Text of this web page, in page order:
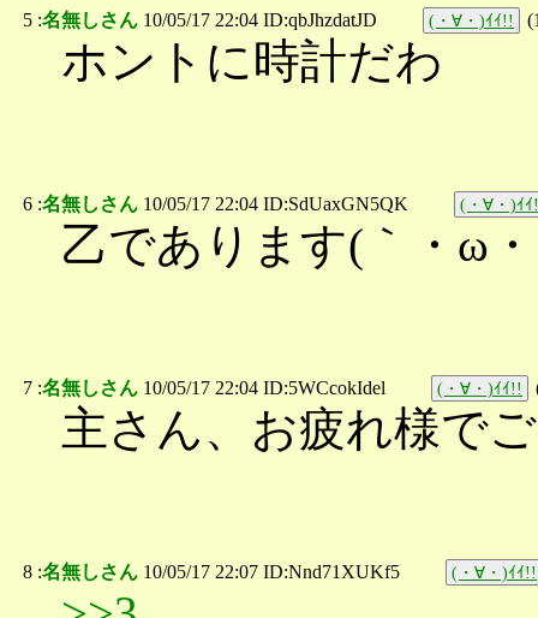
5 :名無しさん 10/05/17 22:04 ID:qbJhzdatJD (・∀・)ｲｲ!! (
ホントに時計だわ
6 :名無しさん 10/05/17 22:04 ID:SdUaxGN5QK (・∀・)ｲ
乙であります(｀・ω・
7 :名無しさん 10/05/17 22:04 ID:5WCcokIdel (・∀・)ｲｲ!!
主さん、お疲れ様で
8 :名無しさん 10/05/17 22:07 ID:Nnd71XUKf5 (・∀・)ｲｲ!!